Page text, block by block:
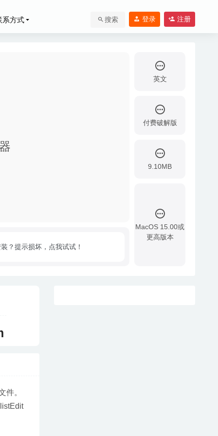
方式 搜索 登录 注册
英文
付费破解版
9.10MB
MacOS 15.00或
更高版本
？提示损坏，点我试试！
件。